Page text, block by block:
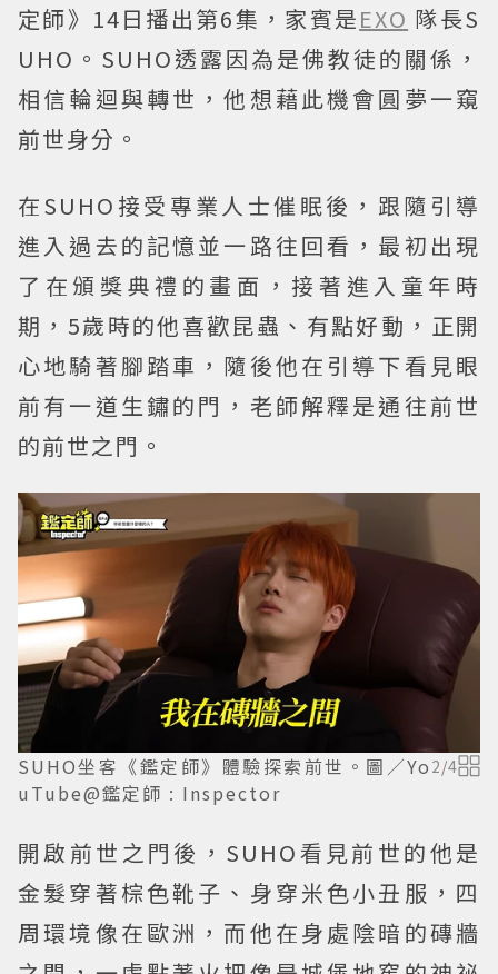
定師》14日播出第6集，家賓是EXO 隊長S
UHO。SUHO透露因為是佛教徒的關係，
相信輪迴與轉世，他想藉此機會圓夢一窺
前世身分。
在SUHO接受專業人士催眠後，跟隨引導
進入過去的記憶並一路往回看，最初出現
了在頒獎典禮的畫面，接著進入童年時
期，5歲時的他喜歡昆蟲、有點好動，正開
心地騎著腳踏車，隨後他在引導下看見眼
前有一道生鏽的門，老師解釋是通往前世
的前世之門。
SUHO坐客《鑑定師》體驗探索前世。圖／Yo
uTube@鑑定師 : Inspector
2/4
開啟前世之門後，SUHO看見前世的他是
金髮穿著棕色靴子、身穿米色小丑服，四
周環境像在歐洲，而他在身處陰暗的磚牆